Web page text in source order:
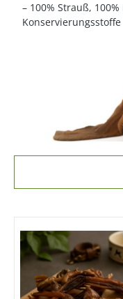
– 100% Strauß,
Konservierungsstoffe